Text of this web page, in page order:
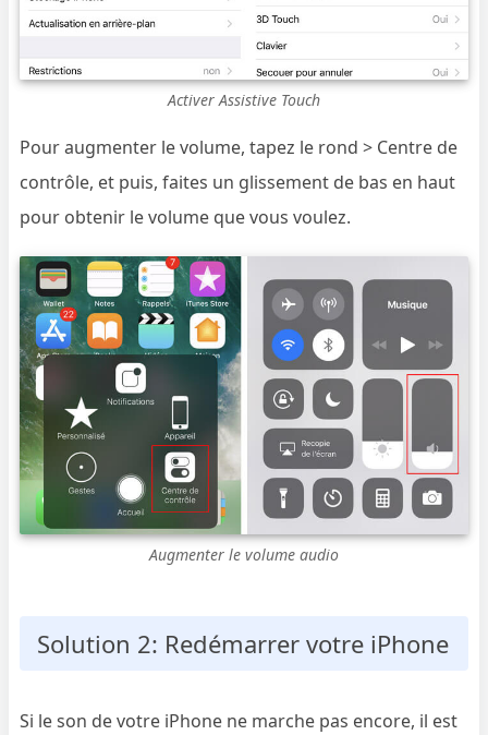
Activer Assistive Touch
Pour augmenter le volume, tapez le rond > Centre de
contrôle, et puis, faites un glissement de bas en haut
pour obtenir le volume que vous voulez.
Augmenter le volume audio
Solution 2: Redémarrer votre iPhone
Si le son de votre iPhone ne marche pas encore, il est